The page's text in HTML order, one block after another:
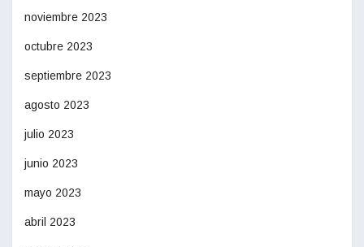
noviembre 2023
octubre 2023
septiembre 2023
agosto 2023
julio 2023
junio 2023
mayo 2023
abril 2023